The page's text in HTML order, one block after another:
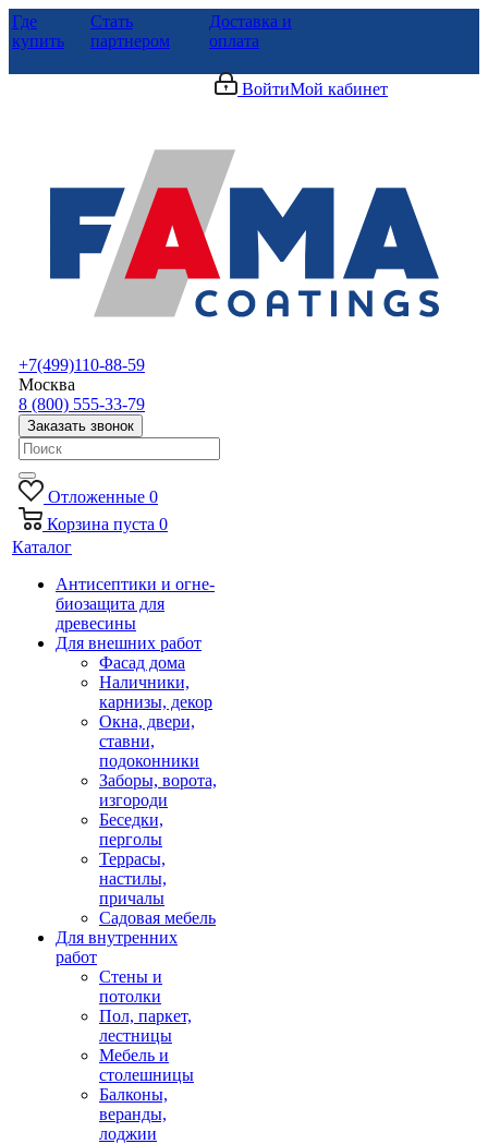
Где
купить
Стать
партнером
Доставка и
оплата
ВойтиМой кабинет
+7(499)110-88-59
Москва
8 (800) 555-33-79
Заказать звонок
Отложенные 0
Корзина пуста 0
Каталог
Антисептики и огне-
биозащита для
древесины
Для внешних работ
Фасад дома
Наличники,
карнизы, декор
Окна, двери,
ставни,
подоконники
Заборы, ворота,
изгороди
Беседки,
перголы
Террасы,
настилы,
причалы
Садовая мебель
Для внутренних
работ
Стены и
потолки
Пол, паркет,
лестницы
Мебель и
столешницы
Балконы,
веранды,
лоджии